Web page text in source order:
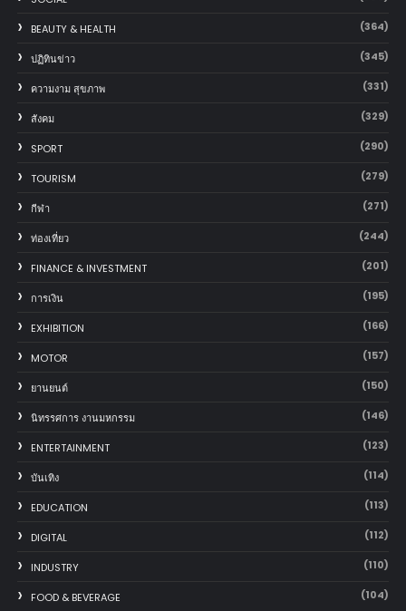
BEAUTY & HEALTH (364)
ปฏิทินข่าว (345)
ความงาม สุขภาพ (331)
สังคม (329)
SPORT (290)
TOURISM (279)
กีฬา (271)
ท่องเที่ยว (244)
FINANCE & INVESTMENT (201)
การเงิน (195)
EXHIBITION (166)
MOTOR (157)
‎ยานยนต์‎ (150)
นิทรรศการ งานมหกรรม (146)
ENTERTAINMENT (123)
บันเทิง (114)
EDUCATION (113)
DIGITAL (112)
INDUSTRY (110)
FOOD & BEVERAGE (104)